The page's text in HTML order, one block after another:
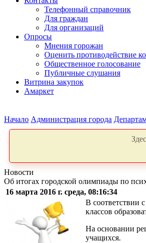
Телефонный справочник
Для граждан
Для организаций
Опросы
Мнения горожан
Оценить противодействие
Общественное голосование
Публичные слушания
Витрина закупок
Амаркет
Начало Администрация города
Новости
Об итогах городской олимпиады по
16 марта 2016 г. среда, 08:16:34
В соответствии
классов
На основании
учащихся.